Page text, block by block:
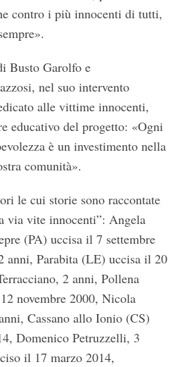
contro i più innocenti di tutti,
Busto Garolfo e
nel suo intervento
alle vittime innocenti,
educativo del progetto: «Ogni
è un investimento nella
comunità».
le cui storie sono raccontate
via vite innocenti”: Angela
(PA) uccisa il 7 settembre
anni, Parabita (LE) uccisa il 20
2 anni, Pollena
novembre 2000, Nicola
Cassano allo Ionio (CS)
Domenico Petruzzelli, 3
il 17 marzo 2014,